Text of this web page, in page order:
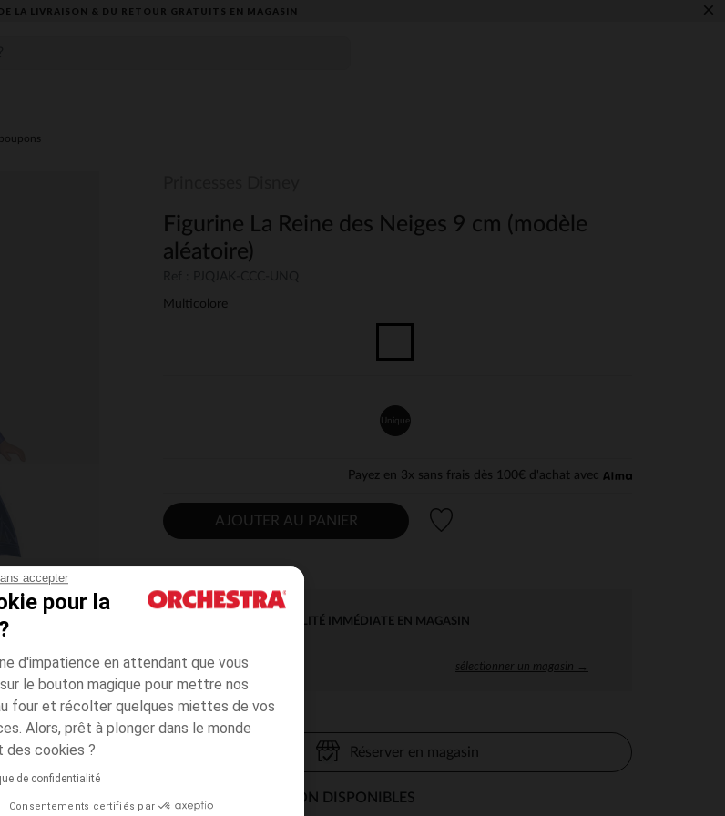
accepter
pour la
d'impatience en attendant que vous
le bouton magique pour mettre nos
four et récolter quelques miettes de vos
Alors, prêt à plonger dans le monde
des cookies ?
de confidentialité
Consentements certifiés par
LA LIVRAISON & DU RETOUR GRATUITS EN MAGASIN​ ×
Figurine La Reine des Neiges 9 cm (modèle
aléatoire)
Multicolore
Unique
Payez en 3x sans frais dès 100€ d'achat avec
AJOUTER AU PANIER
DISPONIBILITÉ IMMÉDIATE EN MAGASIN
sélectionner un magasin →
Réserver en magasin
MODES DE LIVRAISON DISPONIBLES